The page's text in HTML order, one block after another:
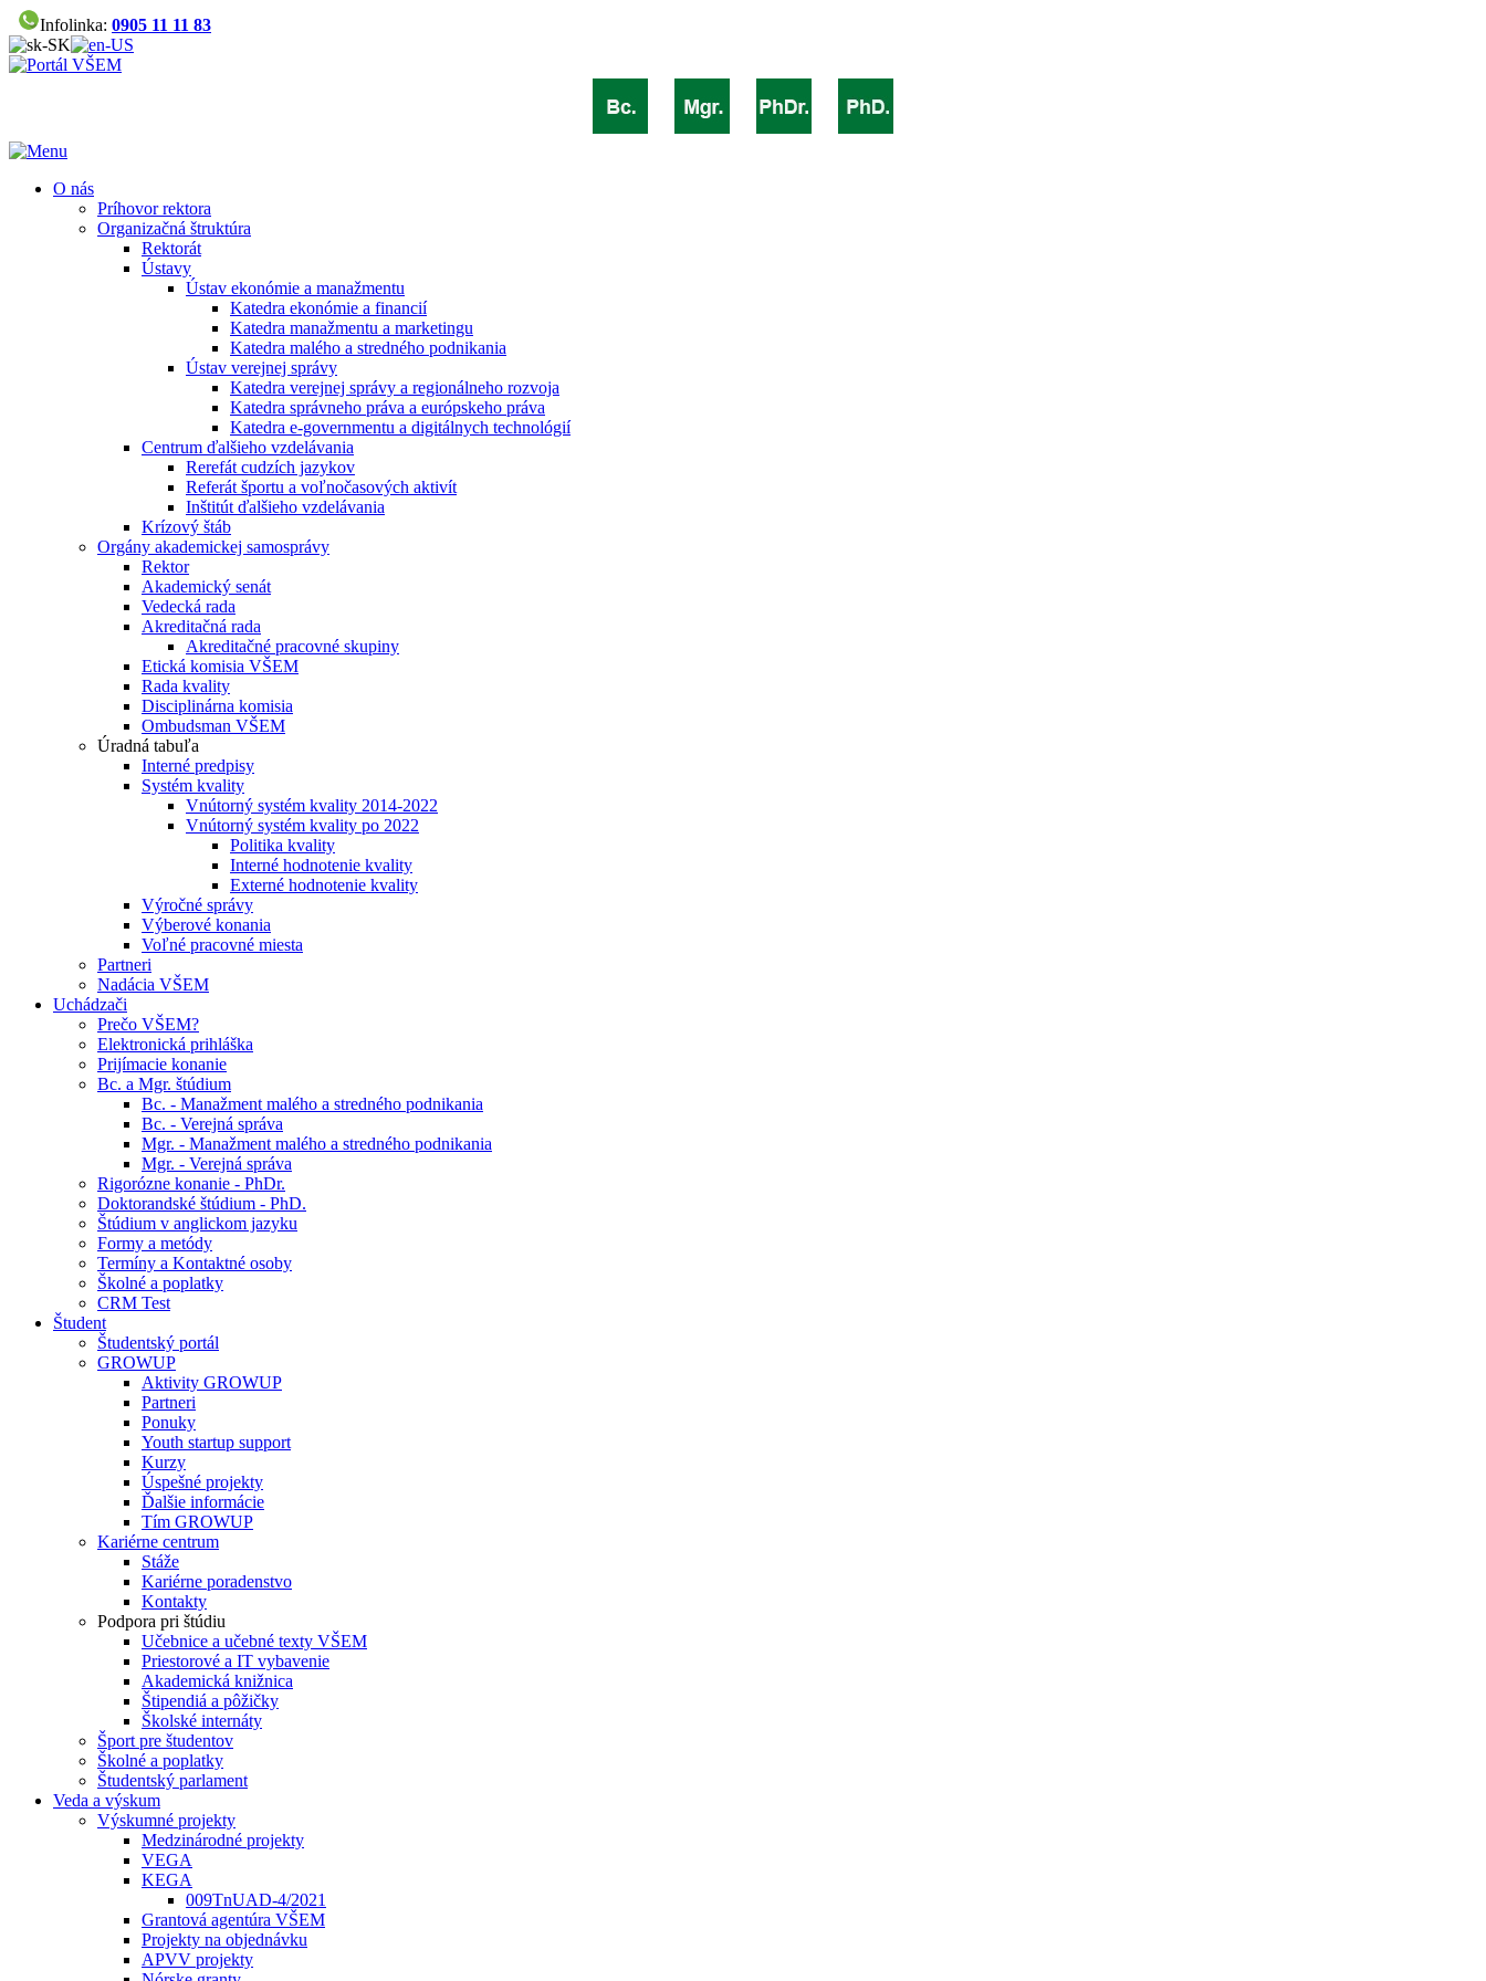
Infolinka: 0905 11 11 83
O nás
Príhovor rektora
Organizačná štruktúra
Rektorát
Ústavy
Ústav ekonómie a manažmentu
Katedra ekonómie a financií
Katedra manažmentu a marketingu
Katedra malého a stredného podnikania
Ústav verejnej správy
Katedra verejnej správy a regionálneho rozvoja
Katedra správneho práva a európskeho práva
Katedra e-governmentu a digitálnych technológií
Centrum ďalšieho vzdelávania
Rerefát cudzích jazykov
Referát športu a voľnočasových aktivít
Inštitút ďalšieho vzdelávania
Krízový štáb
Orgány akademickej samosprávy
Rektor
Akademický senát
Vedecká rada
Akreditačná rada
Akreditačné pracovné skupiny
Etická komisia VŠEM
Rada kvality
Disciplinárna komisia
Ombudsman VŠEM
Úradná tabuľa
Interné predpisy
Systém kvality
Vnútorný systém kvality 2014-2022
Vnútorný systém kvality po 2022
Politika kvality
Interné hodnotenie kvality
Externé hodnotenie kvality
Výročné správy
Výberové konania
Voľné pracovné miesta
Partneri
Nadácia VŠEM
Uchádzači
Prečo VŠEM?
Elektronická prihláška
Prijímacie konanie
Bc. a Mgr. štúdium
Bc. - Manažment malého a stredného podnikania
Bc. - Verejná správa
Mgr. - Manažment malého a stredného podnikania
Mgr. - Verejná správa
Rigorózne konanie - PhDr.
Doktorandské štúdium - PhD.
Štúdium v anglickom jazyku
Formy a metódy
Termíny a Kontaktné osoby
Školné a poplatky
CRM Test
Študent
Študentský portál
GROWUP
Aktivity GROWUP
Partneri
Ponuky
Youth startup support
Kurzy
Úspešné projekty
Ďalšie informácie
Tím GROWUP
Kariérne centrum
Stáže
Kariérne poradenstvo
Kontakty
Podpora pri štúdiu
Učebnice a učebné texty VŠEM
Priestorové a IT vybavenie
Akademická knižnica
Štipendiá a pôžičky
Školské internáty
Šport pre študentov
Školné a poplatky
Študentský parlament
Veda a výskum
Výskumné projekty
Medzinárodné projekty
VEGA
KEGA
009TnUAD-4/2021
Grantová agentúra VŠEM
Projekty na objednávku
APVV projekty